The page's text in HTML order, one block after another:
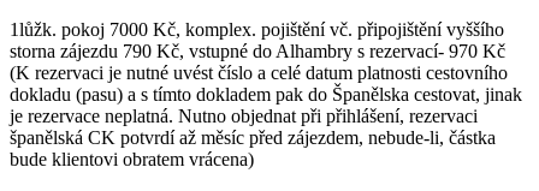
1lůžk. pokoj 7000 Kč, komplex. pojištění vč. připojištění vyššího
storna zájezdu 790 Kč, vstupné do Alhambry s rezervací- 970 Kč
(K rezervaci je nutné uvést číslo a celé datum platnosti cestovního
dokladu (pasu) a s tímto dokladem pak do Španělska cestovat, jinak
je rezervace neplatná. Nutno objednat při přihlášení, rezervaci
španělská CK potvrdí až měsíc před zájezdem, nebude-li, částka
bude klientovi obratem vrácena)